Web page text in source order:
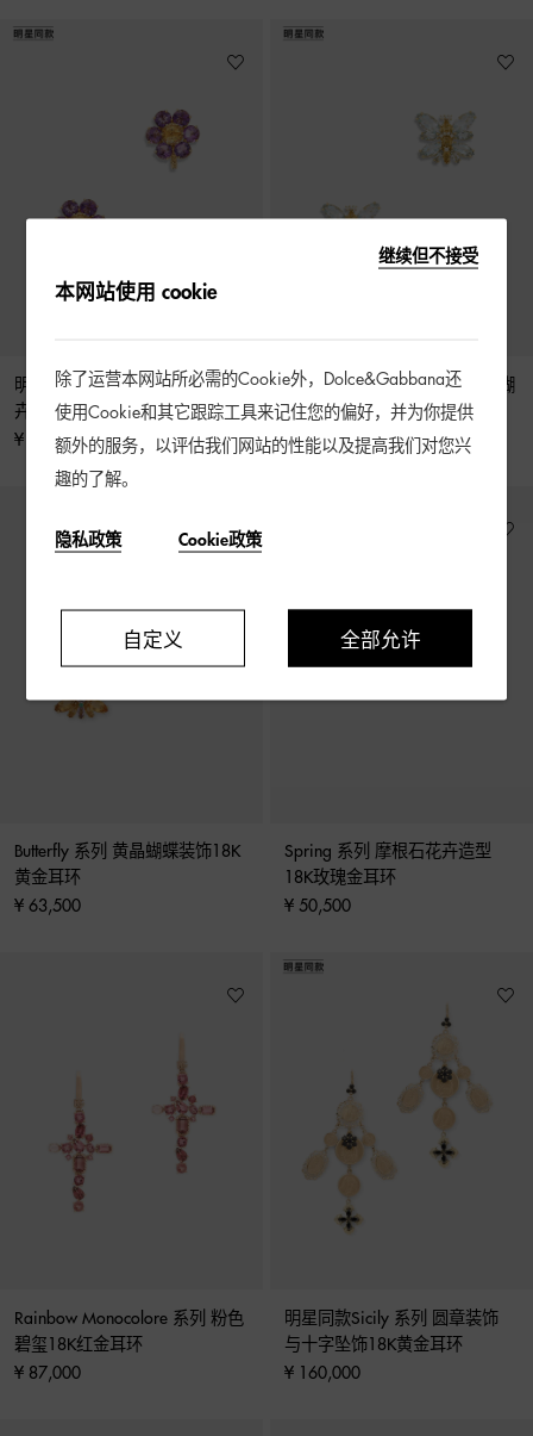
明星同款Spring 系列 紫水晶花
卉装饰18K黄金耳环
¥ 52,500
明星同款Butterfly 系列 海蓝宝蝴
蝶装饰18K黄金耳环
¥ 100,500
Butterfly 系列 黄晶蝴蝶装饰18K
黄金耳环
¥ 63,500
Spring 系列 摩根石花卉造型
18K玫瑰金耳环
¥ 50,500
Rainbow Monocolore 系列 粉色
碧玺18K红金耳环
¥ 87,000
明星同款Sicily 系列 圆章装饰
与十字坠饰18K黄金耳环
¥ 160,000
继续但不接受
本网站使用 cookie
除了运营本网站所必需的Cookie外，Dolce&Gabbana还
使用Cookie和其它跟踪工具来记住您的偏好，并为你提供
额外的服务，以评估我们网站的性能以及提高我们对您兴
趣的了解。
隐私政策 Cookie政策
自定义 全部允许